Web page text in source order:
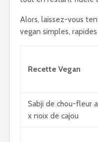
Alors, laissez-vous
vegan simples,
Recette Vegan
Sabji de chou-fleur
x noix de cajou